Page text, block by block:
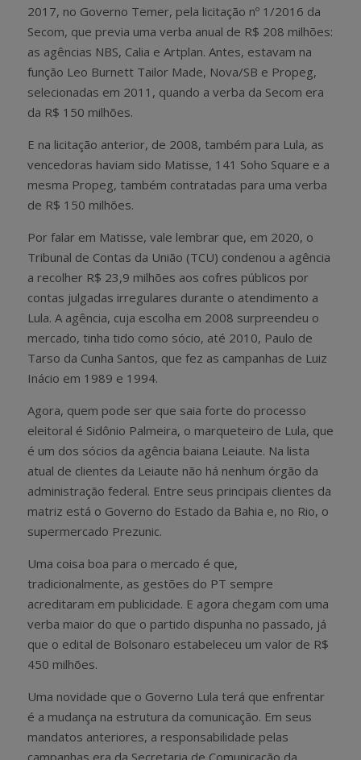
2017, no Governo Temer, pela licitação nº 1/2016 da
Secom, que previa uma verba anual de R$ 208 milhões:
as agências NBS, Calia e Artplan. Antes, estavam na
função Leo Burnett Tailor Made, Nova/SB e Propeg,
selecionadas em 2011, quando a verba da Secom era
da R$ 150 milhões.
E na licitação anterior, de 2008, também para Lula, as
vencedoras haviam sido Matisse, 141 Soho Square e a
mesma Propeg, também contratadas para uma verba
de R$ 150 milhões.
Por falar em Matisse, vale lembrar que, em 2020, o
Tribunal de Contas da União (TCU) condenou a agência
a recolher R$ 23,9 milhões aos cofres públicos por
contas julgadas irregulares durante o atendimento a
Lula. A agência, cuja escolha em 2008 surpreendeu o
mercado, tinha tido como sócio, até 2010, Paulo de
Tarso da Cunha Santos, que fez as campanhas de Luiz
Inácio em 1989 e 1994.
Agora, quem pode ser que saia forte do processo
eleitoral é Sidônio Palmeira, o marqueteiro de Lula, que
é um dos sócios da agência baiana Leiaute. Na lista
atual de clientes da Leiaute não há nenhum órgão da
administração federal. Entre seus principais clientes da
matriz está o Governo do Estado da Bahia e, no Rio, o
supermercado Prezunic.
Uma coisa boa para o mercado é que,
tradicionalmente, as gestões do PT sempre
acreditaram em publicidade. E agora chegam com uma
verba maior do que o partido dispunha no passado, já
que o edital de Bolsonaro estabeleceu um valor de R$
450 milhões.
Uma novidade que o Governo Lula terá que enfrentar
é a mudança na estrutura da comunicação. Em seus
mandatos anteriores, a responsabilidade pelas
campanhas era da Secretaria de Comunicação da